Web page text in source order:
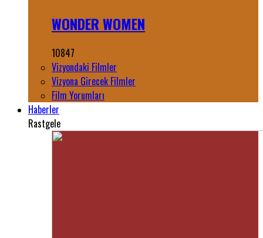
WONDER WOMEN
10847
Vizyondaki Filmler
Vizyona Girecek Filmler
Film Yorumları
Haberler
Rastgele